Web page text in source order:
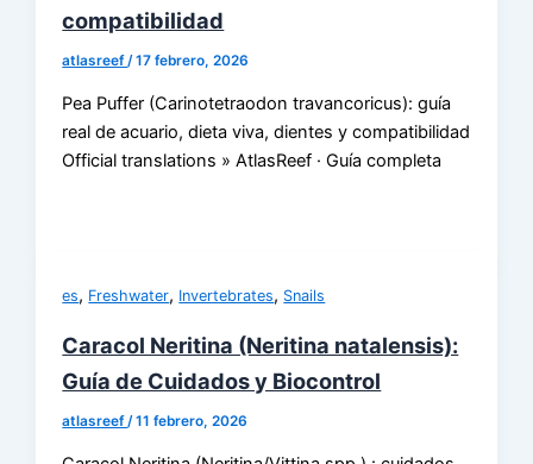
compatibilidad
atlasreef/17 febrero, 2026
Pea Puffer (Carinotetraodon travancoricus): guía
real de acuario, dieta viva, dientes y compatibilidad
Official translations » AtlasReef · Guía completa
es, Freshwater, Invertebrates, Snails
Caracol Neritina (Neritina natalensis):
Guía de Cuidados y Biocontrol
atlasreef/11 febrero, 2026